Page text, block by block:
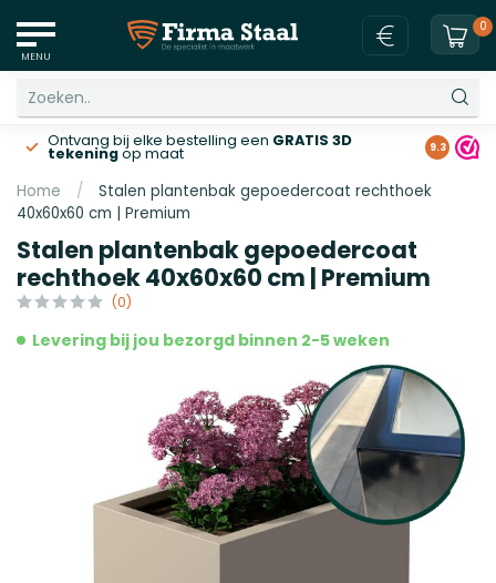
MENU
0
Ontvang bij elke bestelling een GRATIS 3D
tekeningop maat Gratis
9.3
Home /
Stalen plantenbak gepoedercoat rechthoek
40x60x60 cm | Premium
Stalen plantenbak gepoedercoat
rechthoek 40x60x60 cm | Premium
(0)
Levering bij jou bezorgd binnen 2-5 weken